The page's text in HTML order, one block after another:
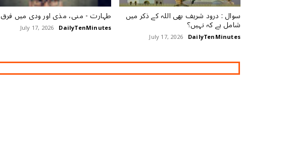
سوال : درود شریف بھی اللہ کے ذکر میں
شامل ہے کہ نہیں؟
DailyTenMinutes
July 17, 2026
طہارت ‏- منی، مذی اور ودی میں فرق
DailyTenMinutes
July 17, 2026